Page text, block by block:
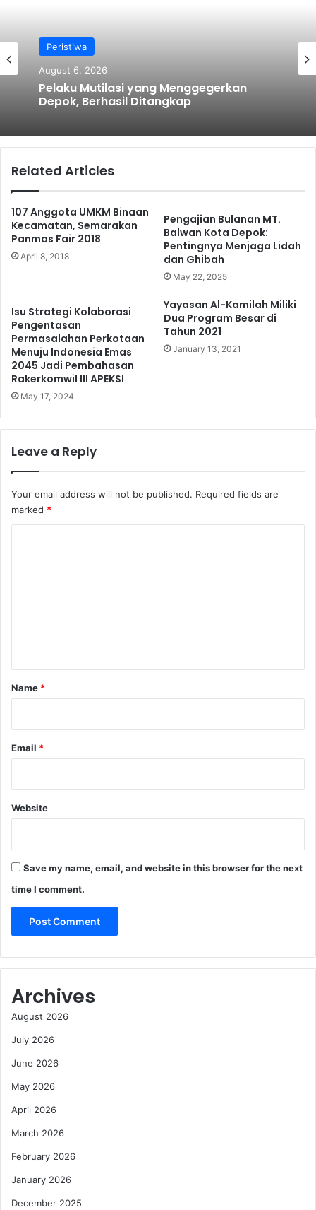
Peristiwa
August 6, 2026
Pelaku Mutilasi yang Menggegerkan
Pendidikan
August 5, 2026
Keren! Imigrasi Go To School SMA Negeri
Related Articles
107 Anggota UMKM Binaan
Kecamatan, Semarakan
Panmas Fair 2018
April 8, 2018
Pengajian Bulanan MT.
Balwan Kota Depok:
Pentingnya Menjaga Lidah
dan Ghibah
May 22, 2025
Isu Strategi Kolaborasi
Pengentasan
Permasalahan Perkotaan
Menuju Indonesia Emas
2045 Jadi Pembahasan
Rakerkomwil III APEKSI
May 17, 2024
Yayasan Al-Kamilah Miliki
Dua Program Besar di
Tahun 2021
January 13, 2021
Leave a Reply
Your email address will not be published. Required fields are
marked *
*
Name *
Email *
Website
Save my name, email, and website in this browser for the next
time I comment.
Archives
August 2026
July 2026
June 2026
May 2026
April 2026
March 2026
February 2026
January 2026
December 2025